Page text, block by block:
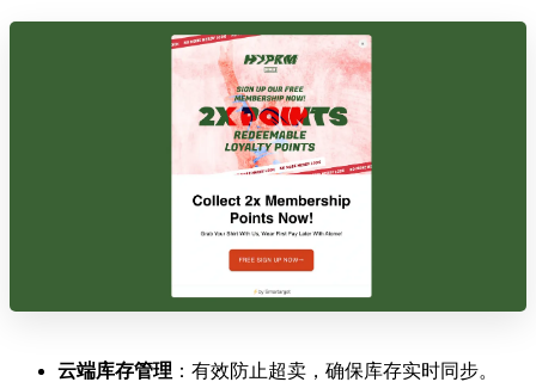
云端库存管理 ：有效防止超卖，确保库存实时同步。